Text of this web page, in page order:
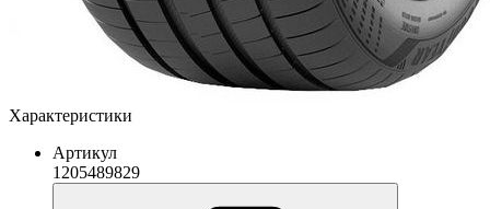
Характеристики
Артикул
1205489829